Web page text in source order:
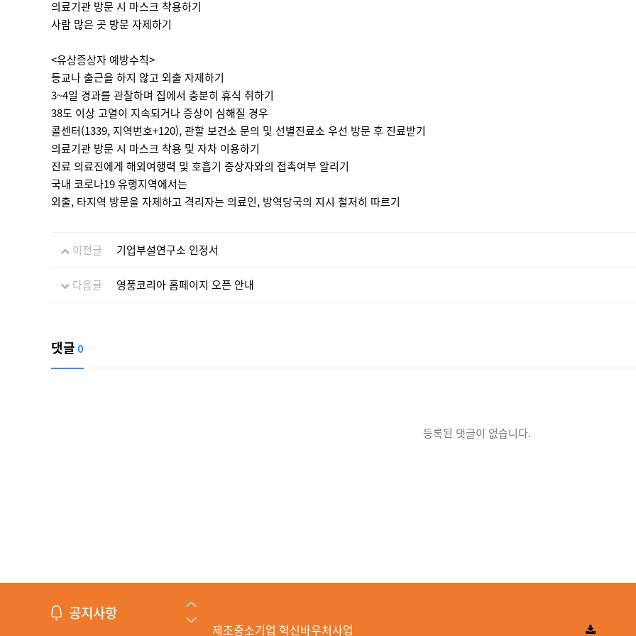
의료기관 방문 시 마스크 착용하기
사람 많은 곳 방문 자제하기
<유상증상자 예방수칙>
등교나 출근을 하지 않고 외출 자제하기
3~4일 경과를 관찰하며 집에서 충분히 휴식 취하기
38도 이상 고열이 지속되거나 증상이 심해질 경우
콜센터(1339, 지역번호+120), 관할 보건소 문의 및 선별진료소 우선 방문 후 진료받기
의료기관 방문 시 마스크 착용 및 자차 이용하기
진료 의료진에게 해외여행력 및 호흡기 증상자와의 접촉여부 알리기
국내 코로나19 유행지역에서는
외출, 타지역 방문을 자제하고 격리자는 의료인, 방역당국의 지시 철저히 따르기
이전글 기업부설연구소 인정서
다음글 영풍코리아 홈페이지 오픈 안내
댓글0
등록된 댓글이 없습니다.
공지사항